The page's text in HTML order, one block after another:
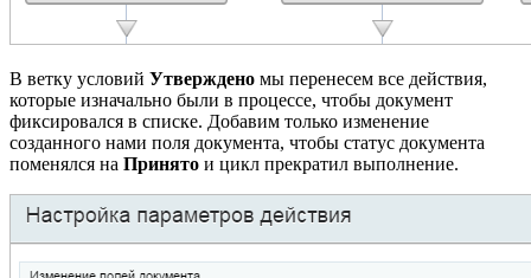
В ветку условий Утверждено мы перенесем все действия,
которые изначально были в процессе, чтобы документ
фиксировался в списке. Добавим только изменение
созданного нами поля документа, чтобы статус документа
поменялся на Принято и цикл прекратил выполнение.